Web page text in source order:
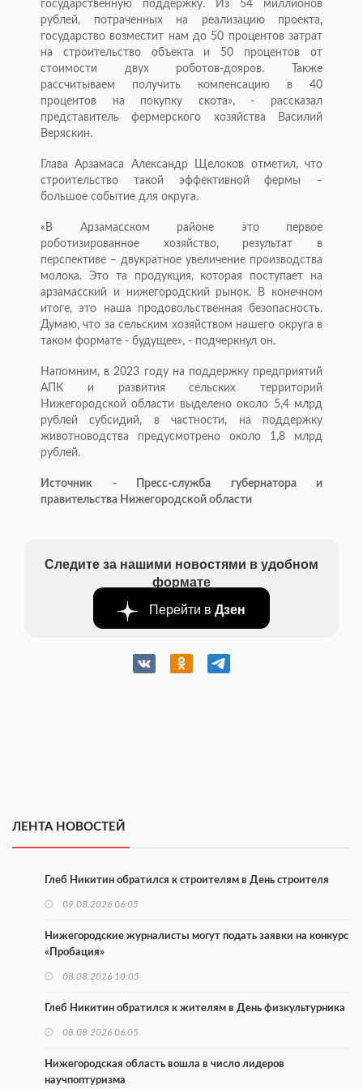
государственную поддержку. Из 54 миллионов
рублей, потраченных на реализацию проекта,
государство возместит нам до 50 процентов затрат
на строительство объекта и 50 процентов от
стоимости двух роботов-дояров. Также
рассчитываем получить компенсацию в 40
процентов на покупку скота», - рассказал
представитель фермерского хозяйства Василий
Веряскин.
Глава Арзамаса Александр Щелоков отметил, что
строительство такой эффективной фермы –
большое событие для округа.
«В Арзамасском районе это первое
роботизированное хозяйство, результат в
перспективе – двукратное увеличение производства
молока. Это та продукция, которая поступает на
арзамасский и нижегородский рынок. В конечном
итоге, это наша продовольственная безопасность.
Думаю, что за сельским хозяйством нашего округа в
таком формате - будущее», - подчеркнул он.
Напомним, в 2023 году на поддержку предприятий
АПК и развития сельских территорий
Нижегородской области выделено около 5,4 млрд
рублей субсидий, в частности, на поддержку
животноводства предусмотрено около 1,8 млрд
рублей.
Источник - Пресс-служба губернатора и
правительства Нижегородской области
Следите за нашими новостями в удобном
формате
Перейти в Дзен
ЛЕНТА НОВОСТЕЙ
Глеб Никитин обратился к строителям в День строителя
09.08.2026 06:05
Нижегородские журналисты могут подать заявки на конкурс
«Пробация»
08.08.2026 10:05
Глеб Никитин обратился к жителям в День физкультурника
08.08.2026 06:05
Нижегородская область вошла в число лидеров
научпоптуризма